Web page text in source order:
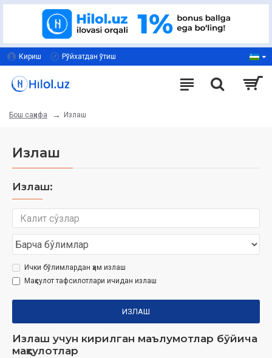
Кириш Рўйхатдан ўтиш
Бош саҳифа Излаш
Излаш
Излаш:
Ички бўлимлардан ҳам излаш
Маҳсулот тафсилотлари ичидан излаш
ИЗЛАШ
Излаш учун кирилган маълумотлар бўйича
маҳсулотлар